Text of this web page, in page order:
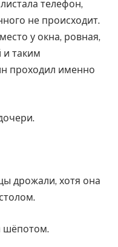
телефон,
не происходит.
у окна, ровная,
и таким
проходил именно
дрожали, хотя она
шёпотом.